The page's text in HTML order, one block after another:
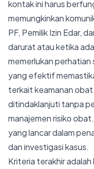
kontak ini harus
memungkinkan
PF, Pemilik Izin Edar,
darurat atau ketika
memerlukan
yang efektif
terkait keamanan
ditindaklanjuti tanpa
manajemen risiko
yang lancar dalam
dan investigasi kasus.
Kriteria terakhir